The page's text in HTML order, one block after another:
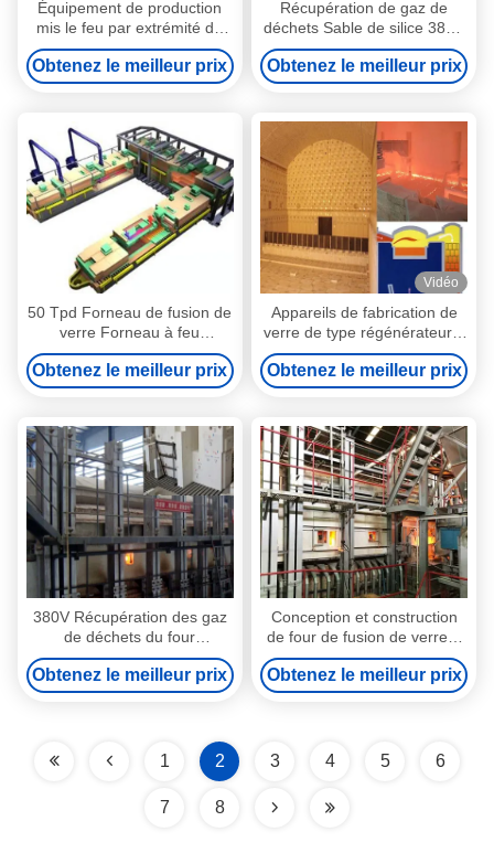
Équipement de production
mis le feu par extrémité de
fonte adapté aux besoins du
client en verre de four de
capacité
Obtenez le meilleur prix
Récupération de gaz de
déchets Sable de silice 380V
Four à feu à bout avec
régénérateur
Obtenez le meilleur prix
50 Tpd Forneau de fusion de
verre Forneau à feu
d'extrémité avec conception
avancée d'économie
d'énergie
Obtenez le meilleur prix
Vidéo
Appareils de fabrication de
verre de type régénérateur à
four à feu d'extrémité,
capacité 60 tonnes
Obtenez le meilleur prix
380V Récupération des gaz
de déchets du four
Recyclage du sable silicique
avec régénérateur
Obtenez le meilleur prix
Conception et construction
de four de fusion de verre à
gaz à extrémité automatique
Obtenez le meilleur prix
1 2 3 4 5 6
7 8